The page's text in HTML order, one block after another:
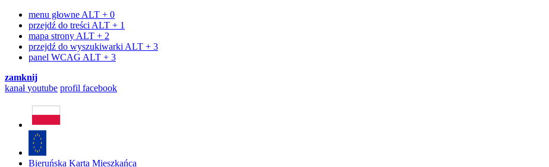
menu głowne ALT + 0
przejdź do treści ALT + 1
mapa strony ALT + 2
przejdź do wyszukiwarki ALT + 3
panel WCAG ALT + 3
zamknij
kanałyoutube profil facebook
Bieruńska Karta Mieszkańca